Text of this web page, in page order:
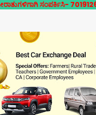
7019126946